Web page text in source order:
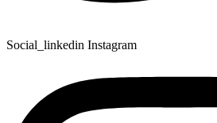
Social_linkedin Instagram